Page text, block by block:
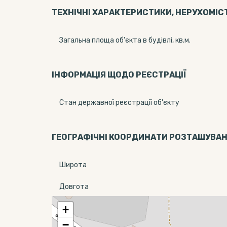
ТЕХНІЧНІ ХАРАКТЕРИСТИКИ,
Загальна площа об'єкта в будівлі, кв.м.
ІНФОРМАЦІЯ ЩОДО РЕЄСТРАЦІЇ
Стан державної реєстрації об'єкту
ГЕОГРАФІЧНІ КООРДИНАТИ
Широта
Довгота
+